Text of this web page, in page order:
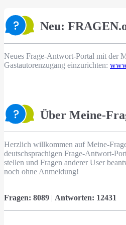
Neu:
Neues Frage-Antwort-Portal mit der
Gastautorenzugang einzurichten:
Über Meine-
Herzlich willkommen auf Meine-
deutschsprachigen Frage-Antwort-
stellen und Fragen anderer User
noch ohne Anmeldung!
Fragen: 8089 | Antworten: 12431